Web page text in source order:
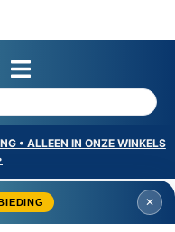
• ALLEEN IN ONZE WINKELS